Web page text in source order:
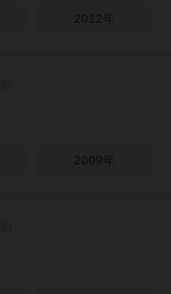
2012年
2009年